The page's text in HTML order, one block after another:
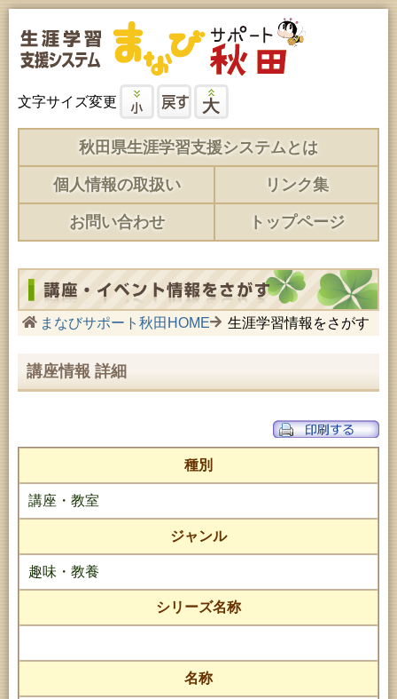
文字サイズ変更
秋田県生涯学習支援システムとは
個人情報の取扱い リンク集
お問い合わせ トップページ
まなびサポート秋田HOME 生涯学習情報をさがす
講座情報 詳細
種別
講座・教室
ジャンル
趣味・教養
シリーズ名称
名称